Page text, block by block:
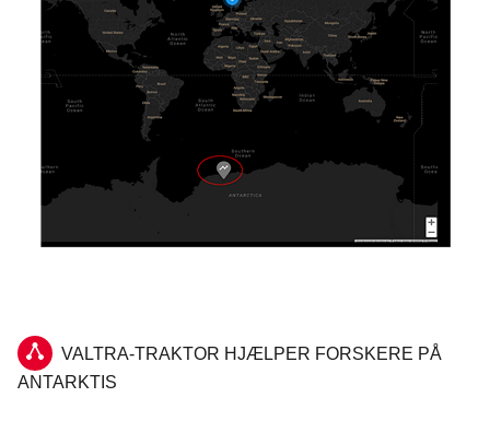
VALTRA-TRAKTOR HJÆLPER FORSKERE PÅ
ANTARKTIS